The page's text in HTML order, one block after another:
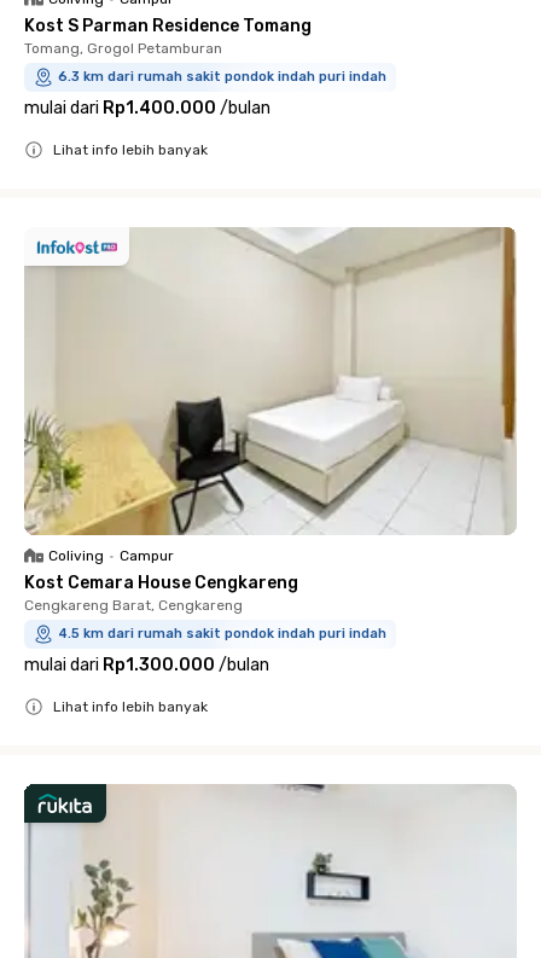
Kost S Parman Residence Tomang
Tomang, Grogol Petamburan
6.3 km dari rumah sakit pondok indah puri indah
mulai dari Rp1.400.000 /bulan
Lihat info lebih banyak
Coliving • Campur
Kost Cemara House Cengkareng
Cengkareng Barat, Cengkareng
4.5 km dari rumah sakit pondok indah puri indah
mulai dari Rp1.300.000 /bulan
Lihat info lebih banyak